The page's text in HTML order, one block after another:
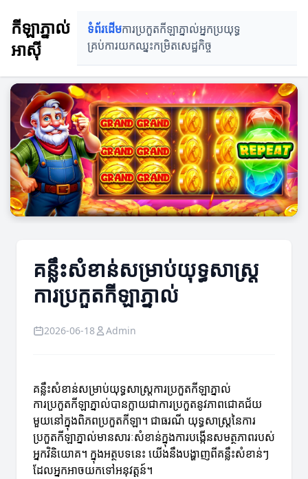
កីឡាភ្នាល់
អាស៊ី
ទំព័រដើមការប្រកួតកីឡាភ្នាល់អ្នកប្រយុទ្ធ
គ្រប់ការយកឈ្នះកម្រិតសេដ្ឋកិច្ច
គន្លឹះសំខាន់សម្រាប់យុទ្ធសាស្ត្រ
ការប្រកួតកីឡាភ្នាល់
2026-06-18 Admin
គន្លឹះសំខាន់សម្រាប់យុទ្ធសាស្ត្រការប្រកួតកីឡាភ្នាល់
ការប្រកួតកីឡាភ្នាល់បានក្លាយជាការប្រកួតនូវភាពជោគជ័យ
មួយនៅក្នុងពិភពប្រកួតកីឡា។ ជាធរណី យុទ្ធសាស្ត្រនៃការ
ប្រកួតកីឡាភ្នាល់មានសារៈសំខាន់ក្នុងការបង្កើនសមត្ថភាពរបស់
អ្នកវិនិយោគ។ ក្នុងអត្ថបទនេះ យើងនឹងបង្ហាញពីគន្លឹះសំខាន់ៗ
ដែលអ្នកអាចយកទៅអនុវត្តន៍។